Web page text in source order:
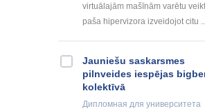
virtuālajām mašīnām varētu
paša hipervizora izveidojot citu ...
Jauniešu saskarsmes
pilnveides iespējas
kolektīvā
Дипломная для университета